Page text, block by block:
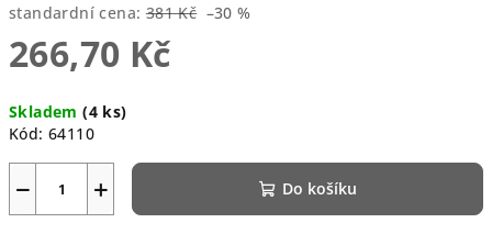
standardní cena: 381 Kč –30 %
266,70 Kč
cena:
Skladem(4 ks)
Kód: 64110
+
− Do košíku